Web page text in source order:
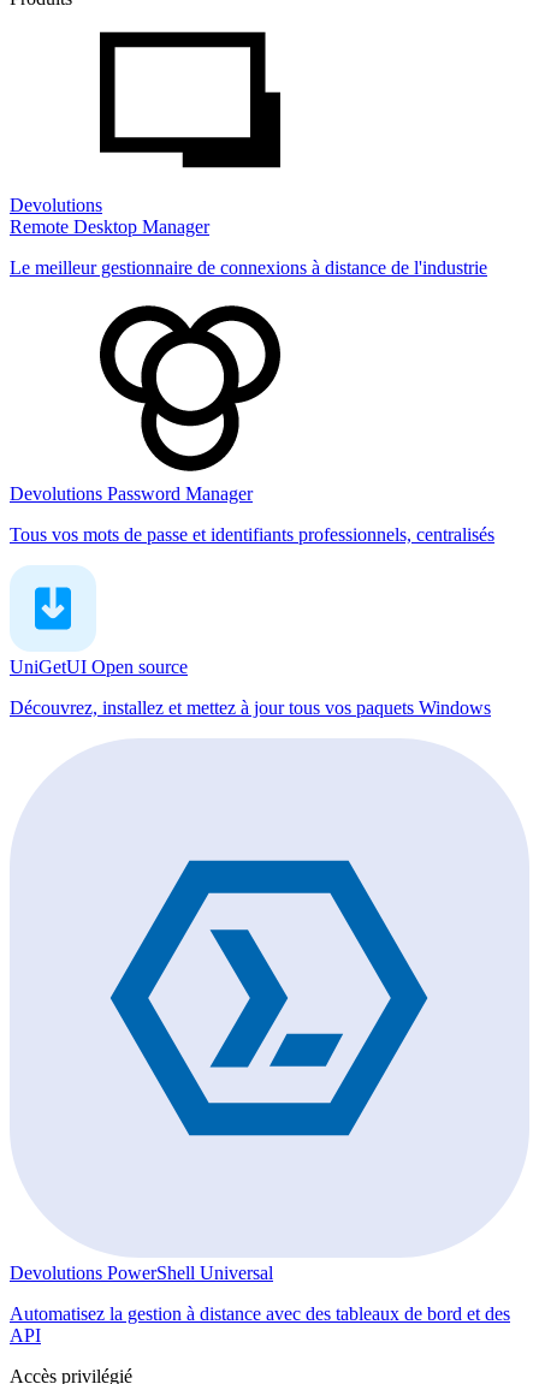
Devolutions
Remote Desktop Manager
Le meilleur gestionnaire de connexions à distance de l'industrie
Devolutions Password Manager
Tous vos mots de passe et identifiants professionnels, centralisés
UniGetUI Open source
Découvrez, installez et mettez à jour tous vos paquets Windows
Devolutions PowerShell Universal
Automatisez la gestion à distance avec des tableaux de bord et des
API
Accès privilégié